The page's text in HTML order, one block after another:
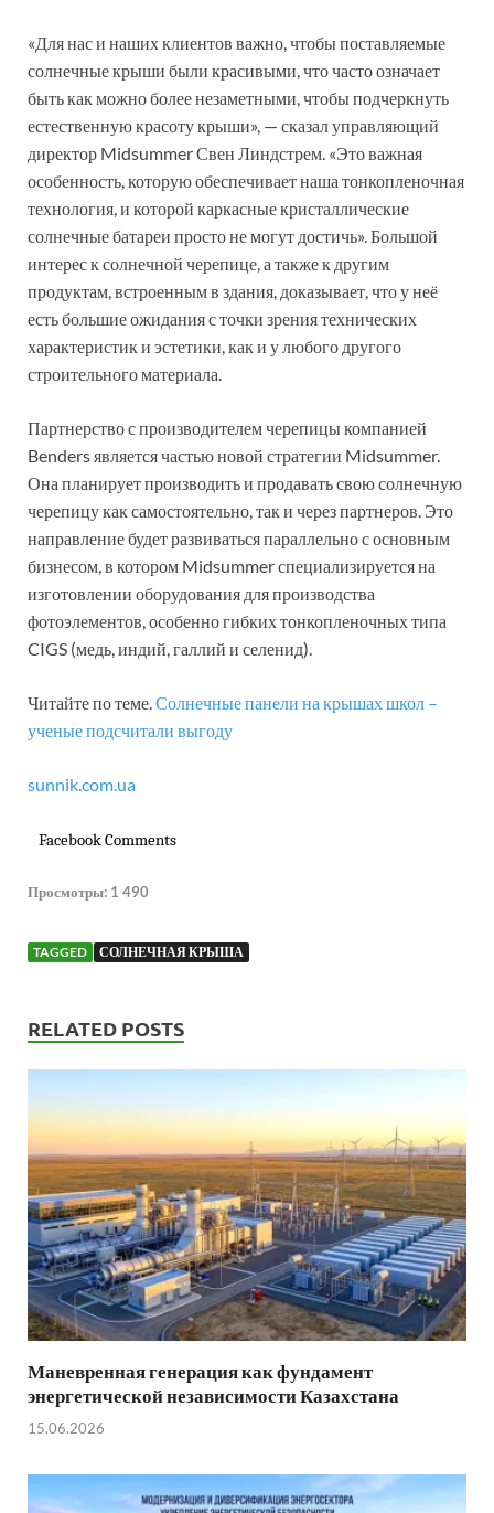
«Для нас и наших клиентов важно, чтобы поставляемые
солнечные крыши были красивыми, что часто означает
быть как можно более незаметными, чтобы подчеркнуть
естественную красоту крыши», — сказал управляющий
директор Midsummer Свен Линдстрем. «Это важная
особенность, которую обеспечивает наша тонкопленочная
технология, и которой каркасные кристаллические
солнечные батареи просто не могут достичь». Большой
интерес к солнечной черепице, а также к другим
продуктам, встроенным в здания, доказывает, что у неё
есть большие ожидания с точки зрения технических
характеристик и эстетики, как и у любого другого
строительного материала.
Партнерство с производителем черепицы компанией
Benders является частью новой стратегии Midsummer.
Она планирует производить и продавать свою солнечную
черепицу как самостоятельно, так и через партнеров. Это
направление будет развиваться параллельно с основным
бизнесом, в котором Midsummer специализируется на
изготовлении оборудования для производства
фотоэлементов, особенно гибких тонкопленочных типа
CIGS (медь, индий, галлий и селенид).
Читайте по теме.Солнечные панели на крышах школ –
ученые подсчитали выгоду
sunnik.com.ua
Facebook Comments
Просмотры: 1 490
TAGGED СОЛНЕЧНАЯ КРЫША
RELATED POSTS
Маневренная генерация как фундамент
энергетической независимости Казахстана
15.06.2026